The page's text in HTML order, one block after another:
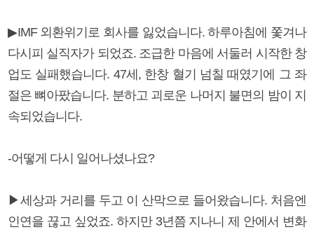
▶IMF 외환위기로 회사를 잃었습니다. 하루아침에 쫓겨나
다시피 실직자가 되었죠. 조급한 마음에 서둘러 시작한 창
업도 실패했습니다. 47세, 한창 혈기 넘칠 때였기에 그 좌
절은 뼈아팠습니다. 분하고 괴로운 나머지 불면의 밤이 지
속되었습니다.
-어떻게 다시 일어나셨나요?
▶세상과 거리를 두고 이 산막으로 들어왔습니다. 처음엔
인연을 끊고 싶었죠. 하지만 3년쯤 지나니 제 안에서 변화